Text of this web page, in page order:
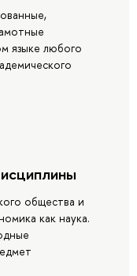
языке любого
общества и
как наука.